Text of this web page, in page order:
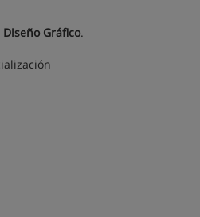
Gráfico.